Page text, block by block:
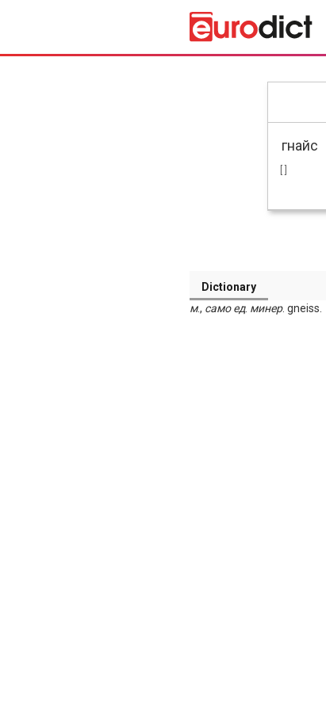
Dictionary
м., само ед. минер. gneiss.